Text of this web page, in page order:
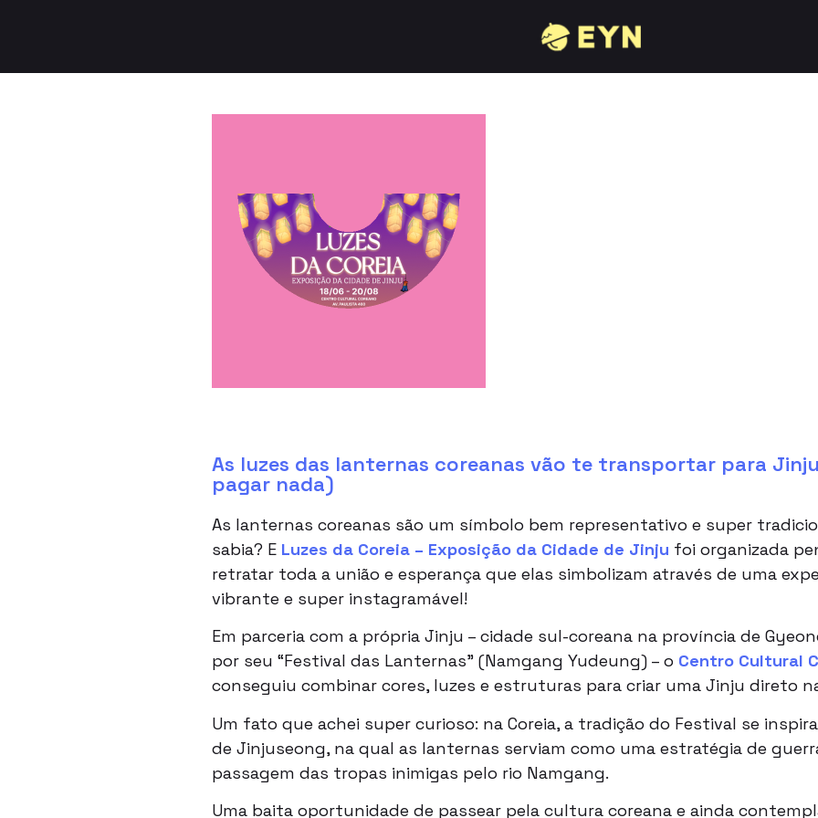
As luzes das lanternas coreanas vão te transportar para
pagar nada)
As lanternas coreanas são um símbolo bem representativo e super
sabia? E Luzes da Coreia – Exposição da Cidade de Jinju foi organizada
retratar toda a união e esperança que elas simbolizam através de uma
vibrante e super instagramável!
Em parceria com a própria Jinju – cidade sul-coreana na província de
por seu “Festival das Lanternas” (Namgang Yudeung) – o Centro Cultural
conseguiu combinar cores, luzes e estruturas para criar uma Jinju direto
Um fato que achei super curioso: na Coreia, a tradição do Festival se
de Jinjuseong, na qual as lanternas serviam como uma estratégia de
passagem das tropas inimigas pelo rio Namgang.
Uma baita oportunidade de passear pela cultura coreana e ainda